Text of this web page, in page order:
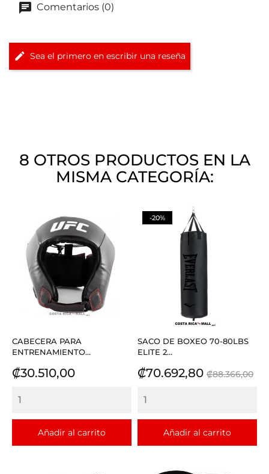
Comentarios (0)
Sea el primero en escribir una reseña
8 OTROS PRODUCTOS EN LA
MISMA CATEGORÍA:
CABECERA PARA
ENTRENAMIENTO...
Precio
₡30.510,00
Añadir al carrito
SACO DE BOXEO 70-80LBS
ELITE 2...
Precio
₡70.692,80 Precio
₡88.366,00
Añadir al carrito
-20%